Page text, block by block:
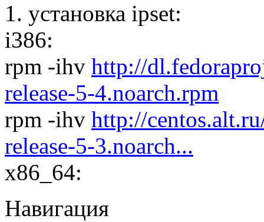
1. установка ipset:
i386:
rpm -ihv http://
release-5-4.noarch.rpm
rpm -ihv http://
release-5-3.noarch...
x86_64:
Навигация